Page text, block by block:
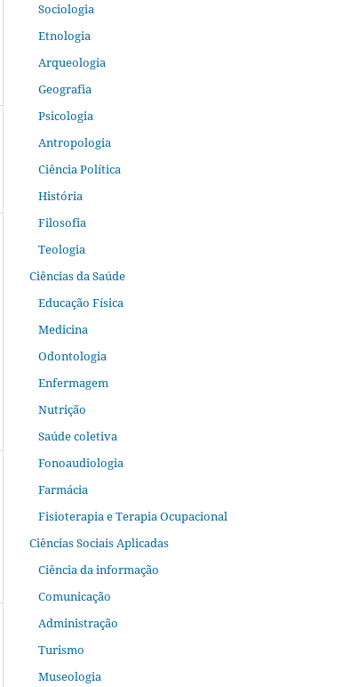
Sociologia
Etnologia
Arqueologia
Geografia
Psicologia
Antropologia
Ciência Política
História
Filosofia
Teologia
Ciências da Saúde
Educação Física
Medicina
Odontologia
Enfermagem
Nutrição
Saúde coletiva
Fonoaudiologia
Farmácia
Fisioterapia e Terapia Ocupacional
Ciências Sociais Aplicadas
Ciência da informação
Comunicação
Administração
Turismo
Museologia